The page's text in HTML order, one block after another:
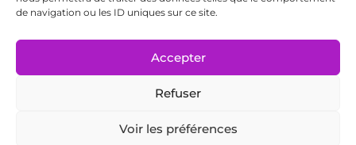
de navigation ou les ID uniques sur ce site.
Accepter
Refuser
Voir les préférences
Conditions Générales de Ventes
Mentions légales